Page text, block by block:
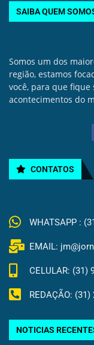
SAIBA QUEM
Somos um dos
região, estamos
você, para que
acontecimentos do
CONTATOS
WHATSAPP :
EMAIL:
CELULAR: (31)
REDAÇÃO: (31)
NOTICIAS